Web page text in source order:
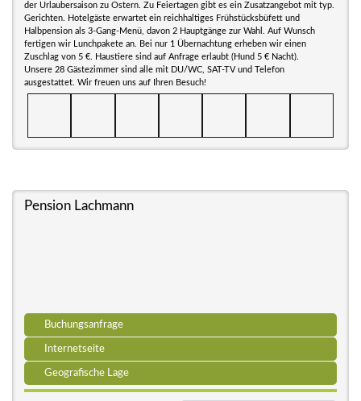
der Urlaubersaison zu Ostern. Zu Feiertagen gibt es ein Zusatzangebot mit typ.
Gerichten. Hotelgäste erwartet ein reichhaltiges Frühstücksbüfett und
Halbpension als 3-Gang-Menü, davon 2 Hauptgänge zur Wahl. Auf Wunsch
fertigen wir Lunchpakete an. Bei nur 1 Übernachtung erheben wir einen
Zuschlag von 5 €. Haustiere sind auf Anfrage erlaubt (Hund 5 € Nacht).
Unsere 28 Gästezimmer sind alle mit DU/WC, SAT-TV und Telefon
ausgestattet. Wir freuen uns auf Ihren Besuch!
Pension Lachmann
Buchungsanfrage
Internetseite
Geografische Lage